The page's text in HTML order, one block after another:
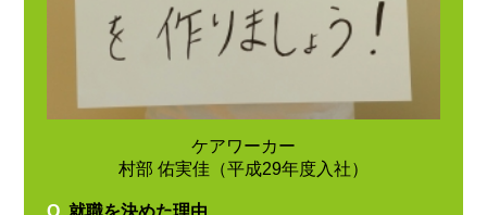
ケアワーカー
村部 佑実佳（平成29年度入社）